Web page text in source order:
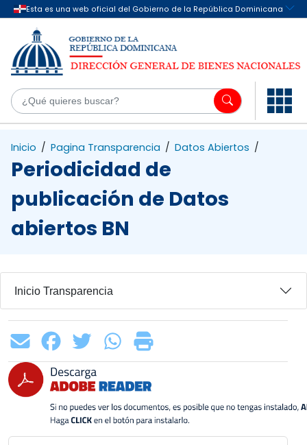
Saltar al contenido principal
Inicio / Pagina Transparencia / Datos Abiertos /
Periodicidad de
publicación de Datos
abiertos BN
Inicio Transparencia